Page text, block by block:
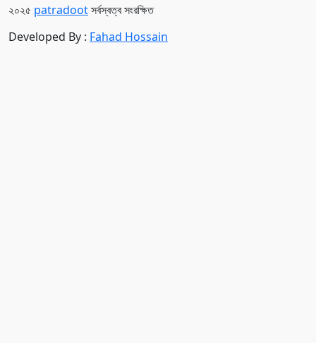
২০২৫ patradootসর্বস্বত্ব সংরক্ষিত
Developed By : Fahad Hossain